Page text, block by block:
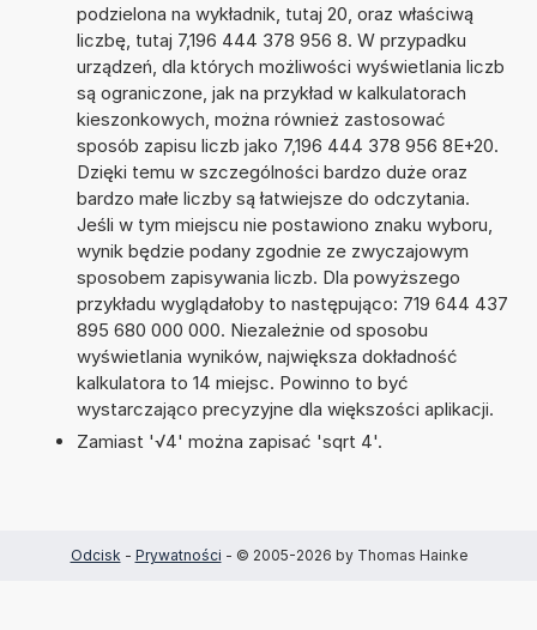
podzielona na wykładnik, tutaj 20, oraz właściwą
liczbę, tutaj 7,196 444 378 956 8. W przypadku
urządzeń, dla których możliwości wyświetlania liczb
są ograniczone, jak na przykład w kalkulatorach
kieszonkowych, można również zastosować
sposób zapisu liczb jako 7,196 444 378 956 8E+20.
Dzięki temu w szczególności bardzo duże oraz
bardzo małe liczby są łatwiejsze do odczytania.
Jeśli w tym miejscu nie postawiono znaku wyboru,
wynik będzie podany zgodnie ze zwyczajowym
sposobem zapisywania liczb. Dla powyższego
przykładu wyglądałoby to następująco: 719 644 437
895 680 000 000. Niezależnie od sposobu
wyświetlania wyników, największa dokładność
kalkulatora to 14 miejsc. Powinno to być
wystarczająco precyzyjne dla większości aplikacji.
Zamiast '√4' można zapisać 'sqrt 4'.
Odcisk - Prywatności - © 2005-2026 by Thomas Hainke